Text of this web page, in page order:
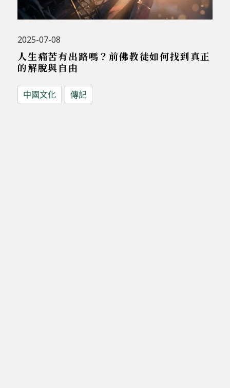
2025-07-08
人生痛苦有出路嗎？前佛教徒如何找到真正
的解脫與自由
中國文化 傳記